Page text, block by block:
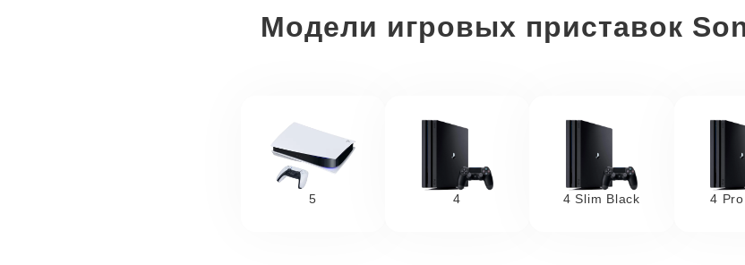
Модели игровых приставок
5 4 4 Slim Black 4